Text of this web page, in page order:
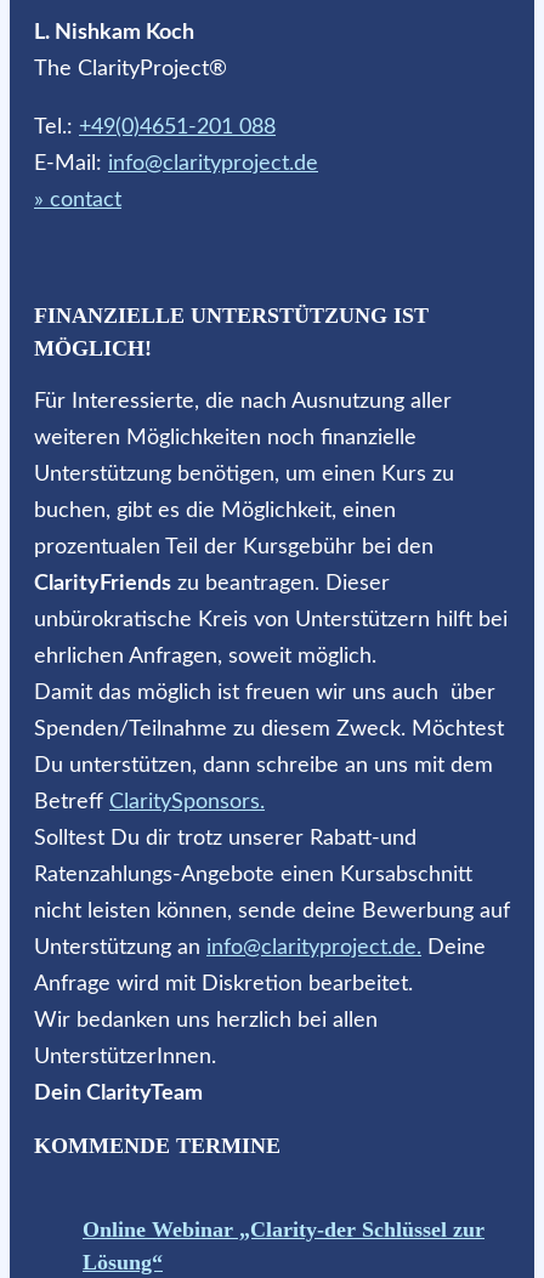
L. Nishkam Koch
The ClarityProject®
Tel.: +49(0)4651-201 088
E-Mail: info@clarityproject.de
» contact
FINANZIELLE UNTERSTÜTZUNG IST
MÖGLICH!
Für Interessierte, die nach Ausnutzung aller
weiteren Möglichkeiten noch finanzielle
Unterstützung benötigen, um einen Kurs zu
buchen, gibt es die Möglichkeit, einen
prozentualen Teil der Kursgebühr bei den
ClarityFriends zu beantragen. Dieser
unbürokratische Kreis von Unterstützern hilft bei
ehrlichen Anfragen, soweit möglich.
Damit das möglich ist freuen wir uns auch über
Spenden/Teilnahme zu diesem Zweck. Möchtest
Du unterstützen, dann schreibe an uns mit dem
Betreff ClaritySponsors.
Solltest Du dir trotz unserer Rabatt-und
Ratenzahlungs-Angebote einen Kursabschnitt
nicht leisten können, sende deine Bewerbung auf
Unterstützung an info@clarityproject.de. Deine
Anfrage wird mit Diskretion bearbeitet.
Wir bedanken uns herzlich bei allen
UnterstützerInnen.
Dein ClarityTeam
KOMMENDE TERMINE
Online Webinar „Clarity-der Schlüssel zur
Lösung“